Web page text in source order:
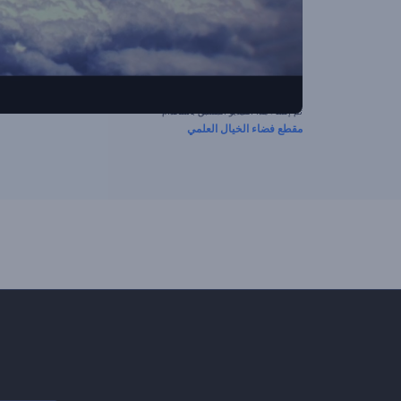
تم إنشاء هذا الفيديو المسبق باستخدام
مقطع فضاء الخيال العلمي